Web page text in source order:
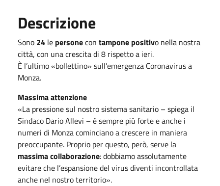
Descrizione
Sono 24 le personecon tampone positivo nella nostra
città, con una crescita di 8 rispetto a ieri.
È l’ultimo «bollettino» sull’emergenza Coronavirus a
Monza.
Massima attenzione
«La pressione sul nostro sistema sanitario – spiega il
Sindaco Dario Allevi – è sempre più forte e anche i
numeri di Monza cominciano a crescere in maniera
preoccupante. Proprio per questo, però, serve la
massima collaborazione: dobbiamo assolutamente
evitare che l’espansione del virus diventi incontrollata
anche nel nostro territorio».